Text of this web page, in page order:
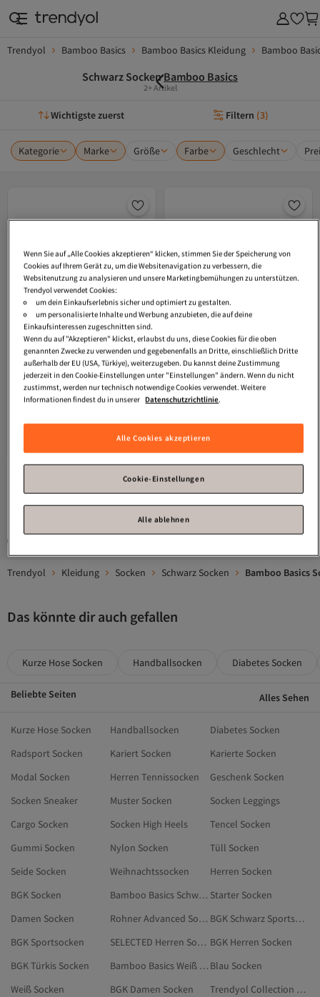
Trendyol Bamboo Basics Bamboo Basics Kleidung Bamboo
Schwarz Socken Bamboo Basics
2+ Artikel
Wichtigste zuerst Filtern (3)
Kategorie Marke Größe Farbe Geschlecht
Versand Kostenlos
Kurzsocken, einfarbig
Versand Kostenlos
Versand Kostenlos
Trendyol Kleidung Socken Schwarz Socken Bamboo Basics
Das könnte dir auch gefallen
Kurze Hose Socken Handballsocken Diabetes Socken
Beliebte Seiten Alles Sehen
Kurze Hose Socken Handballsocken
Diabetes Socken
Radsport Socken
Kariert Socken
Karierte Socken
Modal Socken
Herren Tennissocken
Geschenk Socken
Socken Sneaker
Muster Socken
Socken Leggings
Cargo Socken
Socken High Heels
Tencel Socken
Gummi Socken
Nylon Socken
Tüll Socken
Seide Socken
Weihnachtssocken
Herren Socken
BGK Socken
Bamboo Basics Schwarz T-Shirts Starter Socken
Damen Socken
Rohner Advanced Socks Schwarz Socken
BGK Schwarz Sportsocken
BGK Sportsocken
SELECTED Herren Socken BGK Herren Socken
BGK Türkis Socken
Bamboo Basics Weiß Kleidung Blau Socken
Weiß Socken
BGK Damen Socken
Trendyol Collection Schwarz Socken
Wenn Sie auf „Alle Cookies akzeptieren“ klicken, stimmen Sie der Speicherung von
Cookies auf Ihrem Gerät zu, um die Websitenavigation zu verbessern, die
Websitenutzung zu analysieren und unsere Marketingbemühungen zu unterstützen.
Trendyol verwendet Cookies:
um dein Einkaufserlebnis sicher und optimiert zu gestalten.
um personalisierte Inhalte und Werbung anzubieten, die auf deine
Einkaufsinteressen zugeschnitten sind.
Wenn du auf "Akzeptieren" klickst, erlaubst du uns, diese Cookies für die oben
genannten Zwecke zu verwenden und gegebenenfalls an Dritte, einschließlich Dritte
außerhalb der EU (USA, Türkiye), weiterzugeben. Du kannst deine Zustimmung
jederzeit in den Cookie-Einstellungen unter "Einstellungen" ändern. Wenn du nicht
zustimmst, werden nur technisch notwendige Cookies verwendet. Weitere
Informationen findest du in unserer Datenschutzrichtlinie.
Alle Cookies akzeptieren
Cookie-Einstellungen
Alle ablehnen